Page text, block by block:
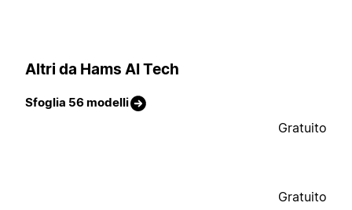
Altri da Hams AI Tech
Sfoglia 56 modelli
Gratuito
Gratuito